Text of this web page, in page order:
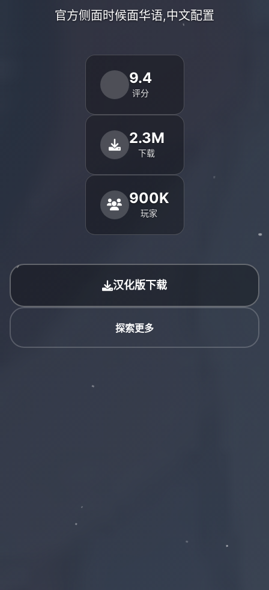
官方侧面时候面华语,中文配置
9.4
评分
2.3M
下载
900K
玩家
汉化版下载
探索更多